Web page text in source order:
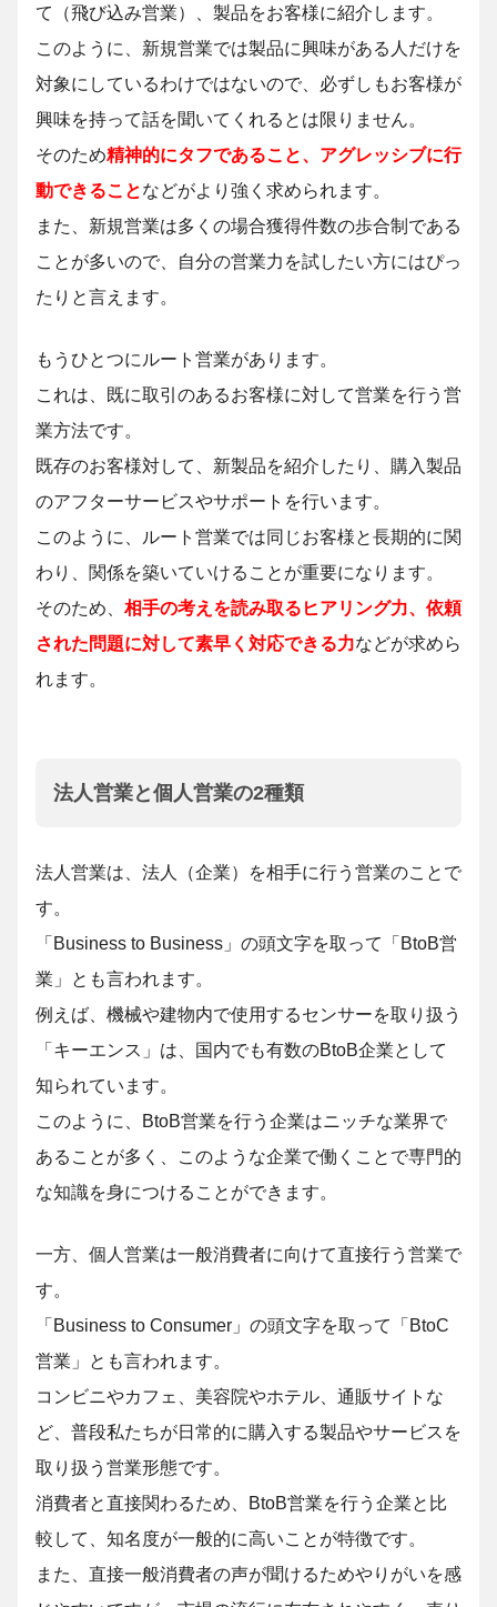
て（飛び込み営業）、製品をお客様に紹介します。
このように、新規営業では製品に興味がある人だけを
対象にしているわけではないので、必ずしもお客様が
興味を持って話を聞いてくれるとは限りません。
そのため精神的にタフであること、アグレッシブに行
動できることなどがより強く求められます。
また、新規営業は多くの場合獲得件数の歩合制である
ことが多いので、自分の営業力を試したい方にはぴっ
たりと言えます。
もうひとつにルート営業があります。
これは、既に取引のあるお客様に対して営業を行う営
業方法です。
既存のお客様対して、新製品を紹介したり、購入製品
のアフターサービスやサポートを行います。
このように、ルート営業では同じお客様と長期的に関
わり、関係を築いていけることが重要になります。
そのため、 相手の考えを読み取るヒアリング力、依頼
された問題に対して素早く対応できる力などが求めら
れます。
法人営業と個人営業の2種類
法人営業は、法人（企業）を相手に行う営業のことで
す。
「Business to Business」の頭文字を取って「BtoB営
業」とも言われます。
例えば、機械や建物内で使用するセンサーを取り扱う
「キーエンス」は、国内でも有数のBtoB企業として
知られています。
このように、BtoB営業を行う企業はニッチな業界で
あることが多く、このような企業で働くことで専門的
な知識を身につけることができます。
一方、個人営業は一般消費者に向けて直接行う営業で
す。
「Business to Consumer」の頭文字を取って「BtoC
営業」とも言われます。
コンビニやカフェ、美容院やホテル、通販サイトな
ど、普段私たちが日常的に購入する製品やサービスを
取り扱う営業形態です。
消費者と直接関わるため、BtoB営業を行う企業と比
較して、知名度が一般的に高いことが特徴です。
また、直接一般消費者の声が聞けるためやりがいを感